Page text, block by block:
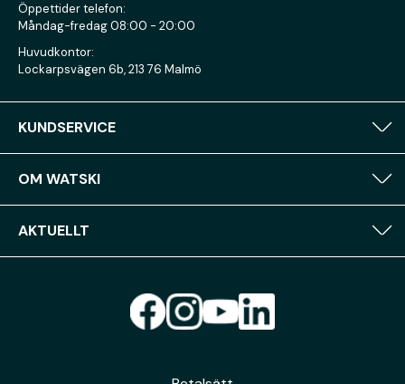
Öppettider telefon:
Måndag-fredag 08:00 - 20:00
Huvudkontor:
Lockarpsvägen 6b, 213 76 Malmö
KUNDSERVICE
OM WATSKI
AKTUELLT